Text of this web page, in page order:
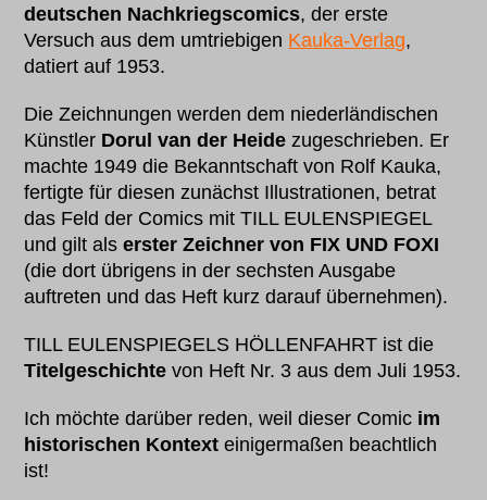
deutschen Nachkriegscomics, der erste
Versuch aus dem umtriebigen Kauka-Verlag,
datiert auf 1953.
Die Zeichnungen werden dem niederländischen
Künstler Dorul van der Heide zugeschrieben. Er
machte 1949 die Bekanntschaft von Rolf Kauka,
fertigte für diesen zunächst Illustrationen, betrat
das Feld der Comics mit TILL EULENSPIEGEL
und gilt alserster Zeichner von FIX UND FOXI
(die dort übrigens in der sechsten Ausgabe
auftreten und das Heft kurz darauf übernehmen).
TILL EULENSPIEGELS HÖLLENFAHRT ist die
Titelgeschichte von Heft Nr. 3 aus dem Juli 1953.
Ich möchte darüber reden, weil dieser Comic im
historischen Kontext einigermaßen beachtlich
ist!